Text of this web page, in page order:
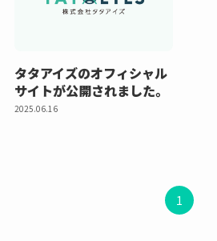
タタアイズのオフィシャル
サイトが公開されました。
2025.06.16
1